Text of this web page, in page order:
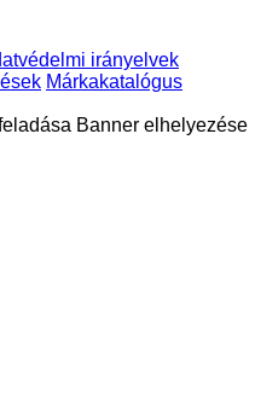
irányelvek
Márkakatalógus
Banner elhelyezése